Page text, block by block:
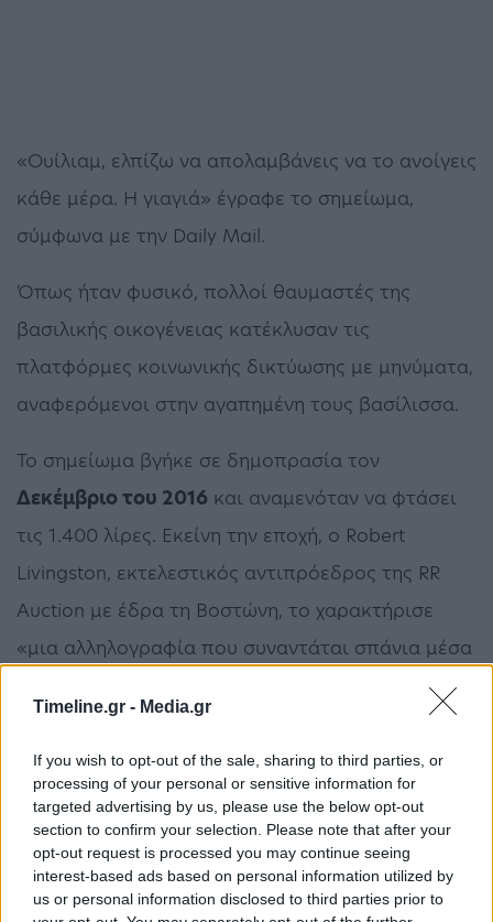
Timeline.gr - Media.gr
If you wish to opt-out of the sale, sharing to third parties, or
processing of your personal or sensitive information for
targeted advertising by us, please use the below opt-out
section to confirm your selection. Please note that after your
opt-out request is processed you may continue seeing
interest-based ads based on personal information utilized by
us or personal information disclosed to third parties prior to
«Ουίλιαμ, ελπίζω να απολαμβάνεις να το ανοίγεις
κάθε μέρα. Η γιαγιά» έγραφε το σημείωμα,
σύμφωνα με την Daily Mail.
Όπως ήταν φυσικό, πολλοί θαυμαστές της
βασιλικής οικογένειας κατέκλυσαν τις
πλατφόρμες κοινωνικής δικτύωσης με μηνύματα,
αναφερόμενοι στην αγαπημένη τους βασίλισσα.
Το σημείωμα βγήκε σε δημοπρασία τον
Δεκέμβριο του 2016 και αναμενόταν να φτάσει
τις 1.400 λίρες. Εκείνη την εποχή, ο Robert
Livingston, εκτελεστικός αντιπρόεδρος της RR
Auction με έδρα τη Βοστώνη, το χαρακτήρισε
«μια αλληλογραφία που συναντάται σπάνια μέσα
από τη βασιλική οικογένεια και που ενισχύεται
από τον κατάλληλο χριστουγεννιάτικο
συσχετισμό».
Την ίδια ώρα, ειδικός επί των θεμάτων της
βασιλικής οικογένειας τόνισε ότι οπρίγκιπας
της Ουαλίας «προστατεύει» τον πρίγκιπα